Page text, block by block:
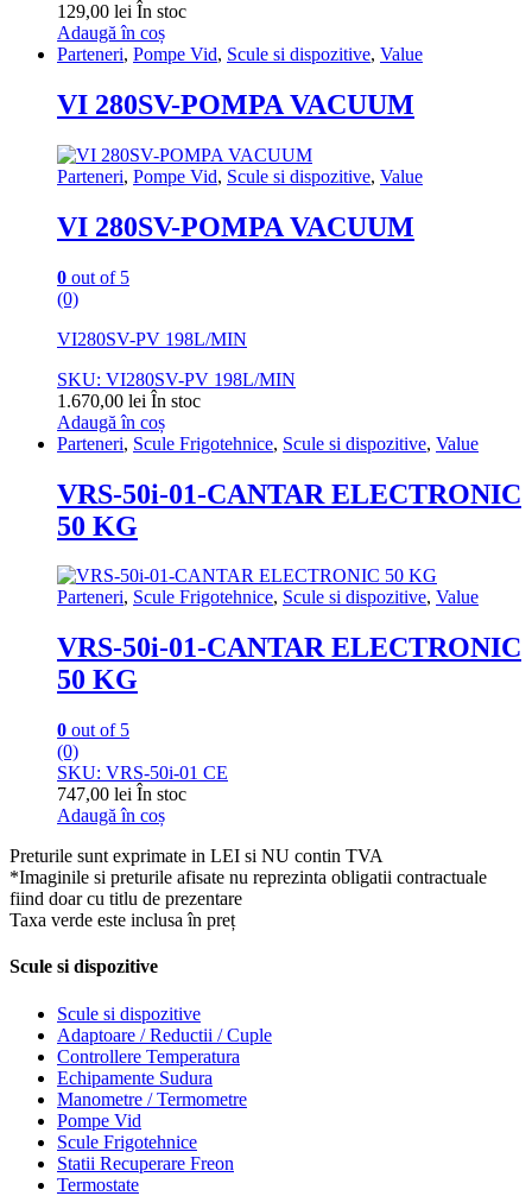
129,00 lei În stoc
Adaugă în coș
Parteneri, Pompe Vid, Scule si dispozitive, Value
VI 280SV-POMPA VACUUM
Parteneri, Pompe Vid, Scule si dispozitive, Value
VI 280SV-POMPA VACUUM
0 out of 5
(0)
VI280SV-PV 198L/MIN
SKU: VI280SV-PV 198L/MIN
1.670,00 lei În stoc
Adaugă în coș
Parteneri, Scule Frigotehnice, Scule si dispozitive, Value
VRS-50i-01-CANTAR ELECTRONIC
50 KG
Parteneri, Scule Frigotehnice, Scule si dispozitive, Value
VRS-50i-01-CANTAR ELECTRONIC
50 KG
0 out of 5
(0)
SKU: VRS-50i-01 CE
747,00 lei În stoc
Adaugă în coș
Preturile sunt exprimate in LEI si NU contin TVA
*Imaginile si preturile afisate nu reprezinta obligatii contractuale
fiind doar cu titlu de prezentare
Taxa verde este inclusa în preț
Scule si dispozitive
Scule si dispozitive
Adaptoare / Reductii / Cuple
Controllere Temperatura
Echipamente Sudura
Manometre / Termometre
Pompe Vid
Scule Frigotehnice
Statii Recuperare Freon
Termostate